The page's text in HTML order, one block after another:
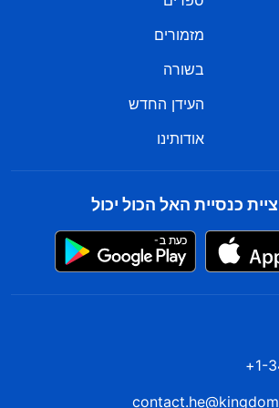
מזמורים
בשורה
העידן החדש
אודותינו
כנסיית האל הכול יכול
1-